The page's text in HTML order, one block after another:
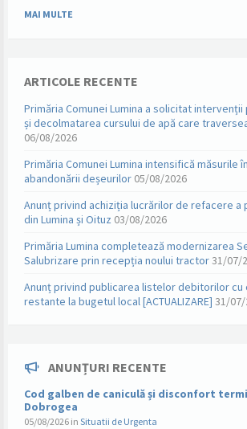
MAI MULTE
ARTICOLE RECENTE
Primăria Comunei Lumina a solicitat
și decolmatarea cursului de apă care
06/08/2026
Primăria Comunei Lumina intensifică măsurile
abandonării deșeurilor 05/08/2026
Anunț privind achiziția lucrărilor de refacere a
din Lumina și Oituz 03/08/2026
Primăria Lumina completează modernizarea
Salubrizare prin recepția noului tractor31/07/
Anunț privind publicarea listelor debitorilor cu
restante la bugetul local [ACTUALIZARE] 31/07/
ANUNȚURI RECENTE
Cod galben de caniculă și disconfort
Dobrogea
05/08/2026 in Situatii de Urgenta